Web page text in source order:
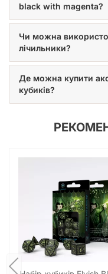
black with magenta?
Чи можна
лічильники?
Де можна купити
кубиків?